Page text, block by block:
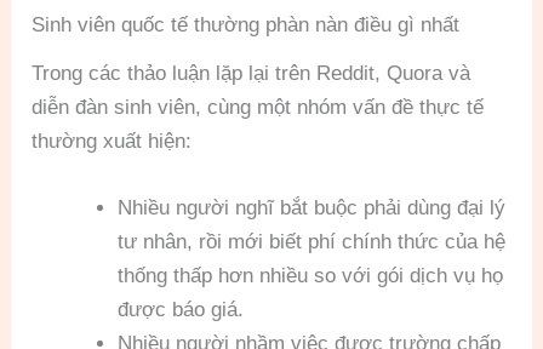
Sinh viên quốc tế thường phàn nàn điều gì nhất
Trong các thảo luận lặp lại trên Reddit, Quora và
diễn đàn sinh viên, cùng một nhóm vấn đề thực tế
thường xuất hiện:
Nhiều người nghĩ bắt buộc phải dùng đại lý
tư nhân, rồi mới biết phí chính thức của hệ
thống thấp hơn nhiều so với gói dịch vụ họ
được báo giá.
Nhiều người nhầm việc được trường chấp